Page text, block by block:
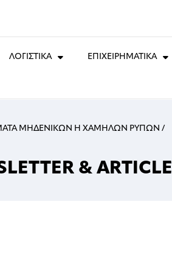
ΛΟΓΙΣΤΙΚΑ ΕΠΙΧΕΙΡΗΜΑΤΙΚΑ
ΜΗΔΕΝΙΚΩΝ Η ΧΑΜΗΛΩΝ ΡΥΠΩΝ /
& ARTICLE